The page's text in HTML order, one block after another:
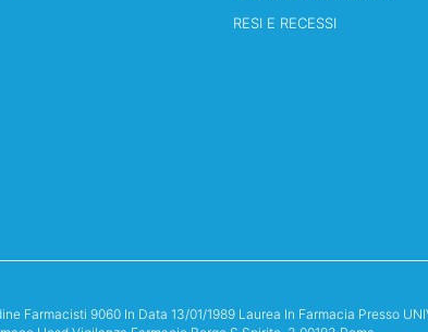
RESI E RECESSI
Farmacisti 9060 In Data 13/01/1989 Laurea In Farmacia Presso